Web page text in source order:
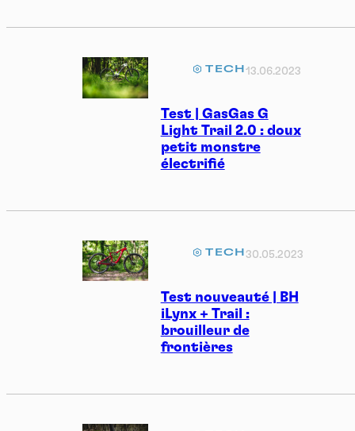
Test | GasGas G
Light Trail 2.0 : doux
petit monstre
électrifié
TECH13.06.2023
Test nouveauté | BH
iLynx + Trail :
brouilleur de
frontières
TECH30.05.2023